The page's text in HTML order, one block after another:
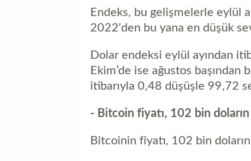
Endeks, bu gelişmelerle eylül
2022'den bu yana en düşük
Dolar endeksi eylül ayından
Ekim’de ise ağustos
itibarıyla 0,48 düşüşle 99,72
- Bitcoin fiyatı, 102 bin
Bitcoinin fiyatı, 102 bin